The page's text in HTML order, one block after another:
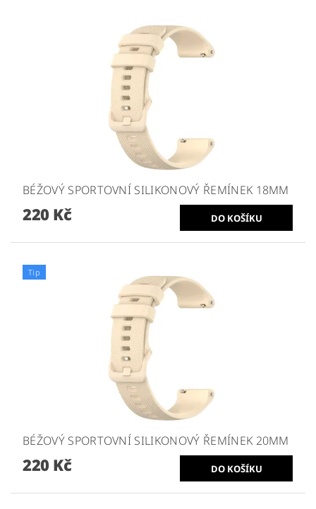
BÉŽOVÝ SPORTOVNÍ SILIKONOVÝ ŘEMÍNEK 18MM
220 Kč
Tip
BÉŽOVÝ SPORTOVNÍ SILIKONOVÝ ŘEMÍNEK 20MM
220 Kč